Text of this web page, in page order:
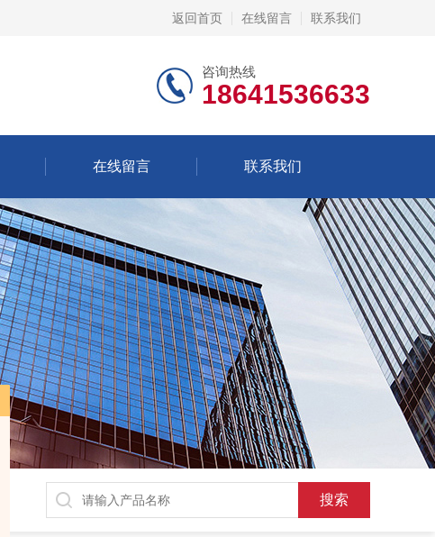
返回首页 在线留言 联系我们
咨询热线
18641536633
在线留言 联系我们